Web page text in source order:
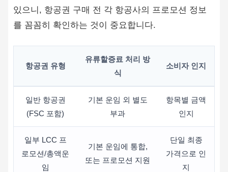
있으니, 항공권 구매 전 각 항공사의 프로모션 정보
를 꼼꼼히 확인하는 것이 중요합니다.
항공권 유형
유류할증료 처리 방
식
소비자 인지
일반 항공권
(FSC 포함)
기본 운임 외 별도
부과
항목별 금액
인지
일부 LCC 프
로모션/총액운
임
기본 운임에 통합,
또는 프로모션 지원
단일 최종
가격으로 인
지